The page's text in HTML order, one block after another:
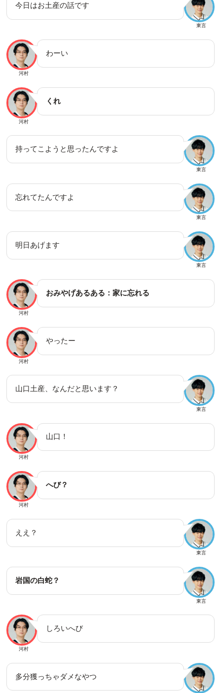
東言
今日はお土産の話です
河村
わーい
河村
くれ
東言
持ってこようと思ったんですよ
東言
忘れてたんですよ
東言
明日あげます
河村
おみやげあるある：家に忘れる
河村
やったー
東言
山口土産、なんだと思います？
河村
山口！
河村
へび？
東言
ええ？
東言
岩国の白蛇？
河村
しろいへび
多分獲っちゃダメなやつ